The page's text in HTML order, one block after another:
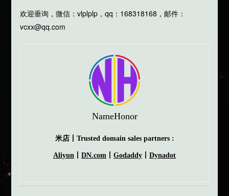
欢迎垂询，微信：vlplplp，qq：168318168，邮件：
vcxx@qq.com
NameHonor
米店丨Trusted domain sales partners :
Aliyun DN.com Godaddy Dynadot